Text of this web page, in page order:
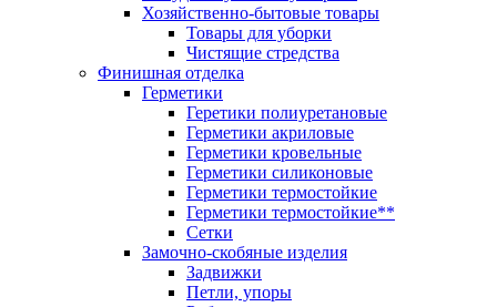
Хозяйственно-бытовые товары
Товары для уборки
Чистящие стредства
Финишная отделка
Герметики
Геретики полиуретановые
Герметики акриловые
Герметики кровельные
Герметики силиконовые
Герметики термостойкие
Герметики термостойкие**
Сетки
Замочно-скобяные изделия
Задвижки
Петли, упоры